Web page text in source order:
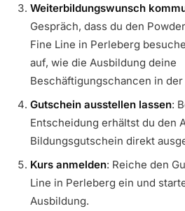
Weiterbildungswunsch
Gespräch, dass du den
Fine Line in Perleberg
auf, wie die Ausbildung deine
Beschäftigungschancen in
Gutschein ausstellen lassen:
Entscheidung erhältst du den
Bildungsgutschein direkt
Kurs anmelden: Reiche den
Line in Perleberg ein und
Ausbildung.